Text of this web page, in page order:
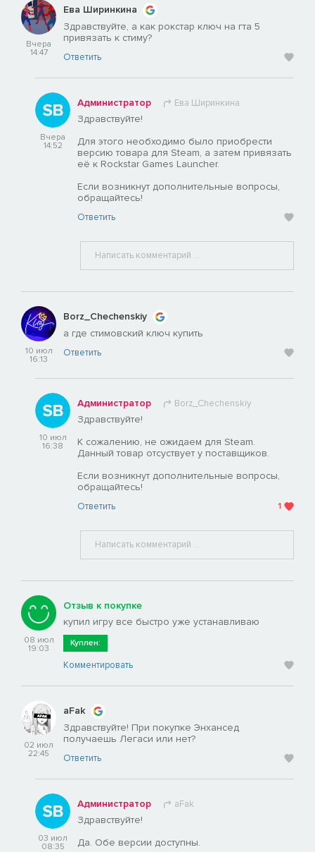
Вчера
14:47
Ева Ширинкина
Здравствуйте, а как рокстар ключ на гта 5
привязать к стиму?
Ответить
Вчера
14:52
Администратор Ева Ширинкина
Здравствуйте!
Для этого необходимо было приобрести
версию товара для Steam, а затем привязать
её к Rockstar Games Launcher.
Если возникнут дополнительные вопросы,
обращайтесь!
Ответить
10 июл
16:13
Borz_Chechenskiy
а где стимовский ключ купить
Ответить
10 июл
16:38
Администратор Borz_Chechenskiy
Здравствуйте!
К сожалению, не ожидаем для Steam.
Данный товар отсуствует у поставщиков.
Если возникнут дополнительные вопросы,
обращайтесь!
Ответить 1
08 июл
19:03
Отзыв к покупке
купил игру все быстро уже устанавливаю
Куплен:
Комментировать
02 июл
22:45
aFak
Здравствуйте! При покупке Энхансед
получаешь Легаси или нет?
Ответить
03 июл
08:35
Администратор aFak
Здравствуйте!
Да. Обе версии доступны.